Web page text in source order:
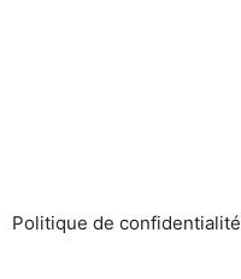
Politique de confidentialité